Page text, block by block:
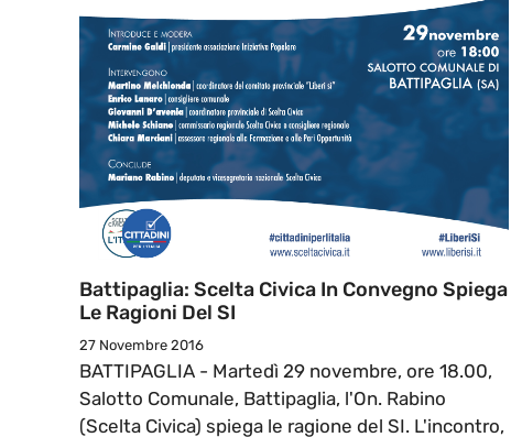
Battipaglia: Scelta Civica In Convegno Spiega
Le Ragioni Del SI
27 Novembre 2016
BATTIPAGLIA - Martedì 29 novembre, ore 18.00,
Salotto Comunale, Battipaglia, l'On. Rabino
(Scelta Civica) spiega le ragione del SI. L'incontro,